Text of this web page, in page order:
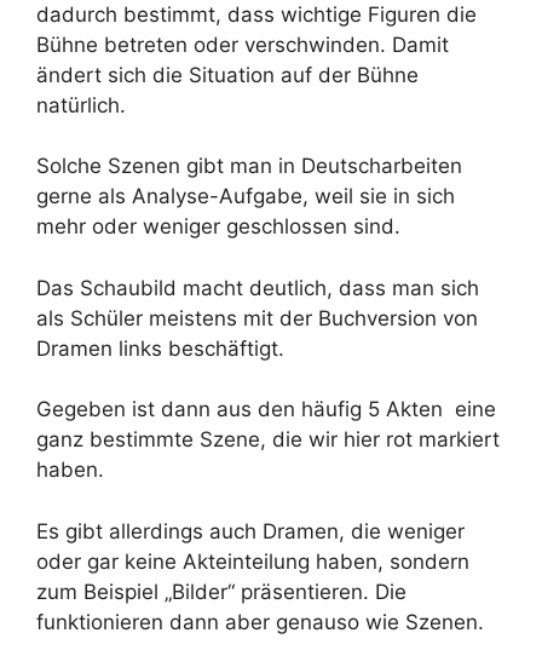
dadurch bestimmt, dass wichtige Figuren die
Bühne betreten oder verschwinden. Damit
ändert sich die Situation auf der Bühne
natürlich.
Solche Szenen gibt man in Deutscharbeiten
gerne als Analyse-Aufgabe, weil sie in sich
mehr oder weniger geschlossen sind.
Das Schaubild macht deutlich, dass man sich
als Schüler meistens mit der Buchversion von
Dramen links beschäftigt.
Gegeben ist dann aus den häufig 5 Akten eine
ganz bestimmte Szene, die wir hier rot markiert
haben.
Es gibt allerdings auch Dramen, die weniger
oder gar keine Akteinteilung haben, sondern
zum Beispiel „Bilder“ präsentieren. Die
funktionieren dann aber genauso wie Szenen.